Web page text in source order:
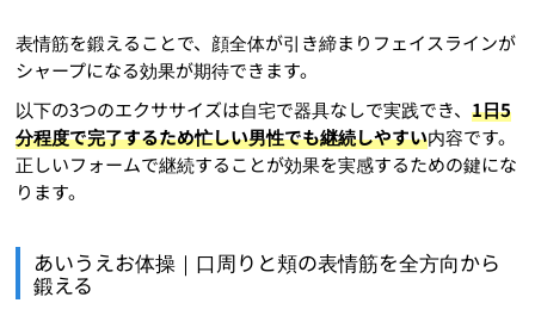
表情筋を鍛えることで、顔全体が引き締まりフェイスラインが
シャープになる効果が期待できます。
以下の3つのエクササイズは自宅で器具なしで実践でき、1日5
分程度で完了するため忙しい男性でも継続しやすい内容です。
正しいフォームで継続することが効果を実感するための鍵にな
ります。
あいうえお体操｜口周りと頬の表情筋を全方向から
鍛える